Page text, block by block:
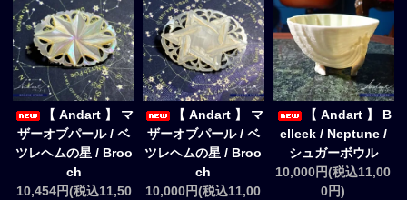
【 Andart 】 マ
ザーオブパール / ベ
ツレヘムの星 / Broo
ch
10,454円(税込11,50
【 Andart 】 マ
ザーオブパール / ベ
ツレヘムの星 / Broo
ch
10,000円(税込11,00
【 Andart 】 B
elleek / Neptune /
シュガーボウル
10,000円(税込11,00
0円)